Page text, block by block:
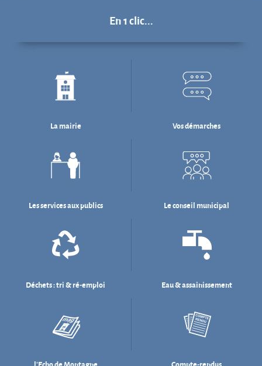
La mairie Vos démarches
Les services aux publics Le conseil municipal
Déchets : tri & ré-emploi Eau & assainissement
l'Echo de Montagne Compte-rendus
Délibérations Budget